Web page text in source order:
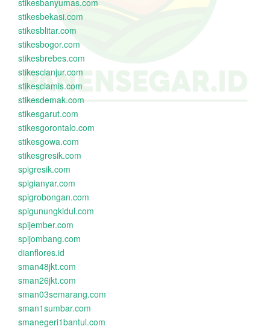
stikesbanyumas.com
stikesbekasi.com
stikesblitar.com
stikesbogor.com
stikesbrebes.com
stikescianjur.com
stikesciamis.com
stikesdemak.com
stikesgarut.com
stikesgorontalo.com
stikesgowa.com
stikesgresik.com
spigresik.com
spigianyar.com
spigrobongan.com
spigunungkidul.com
spijember.com
spijombang.com
dianflores.id
sman48jkt.com
sman26jkt.com
sman03semarang.com
sman1sumbar.com
smanegeri1bantul.com